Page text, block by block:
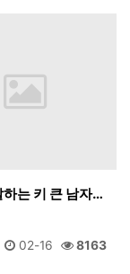
하는 키 큰 남자…
02-16
8163